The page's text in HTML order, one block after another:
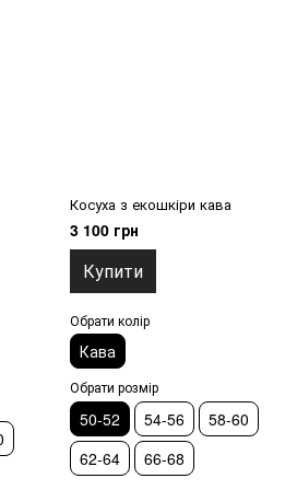
Косуха з екошкіри кава
3 100 грн
Купити
Обрати колір
Кава
Обрати розмір
50-52 54-56
58-60
62-64
66-68